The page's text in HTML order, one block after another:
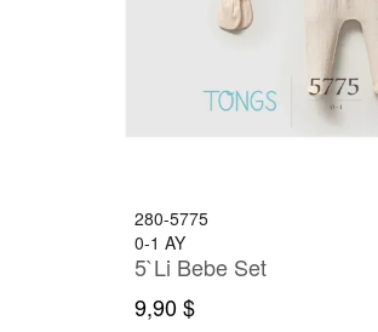
280-5775
0-1 AY
5`Li Bebe Set
9,90 $